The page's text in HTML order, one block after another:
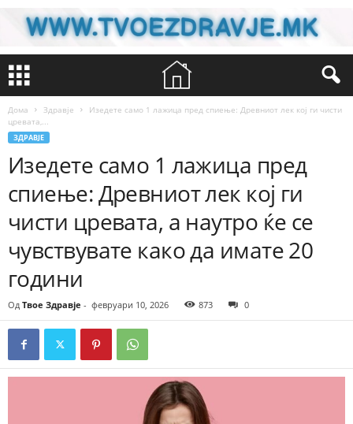
Дома Здравје
Изедете само 1 лажица пред спиење: Древниот лек кој ги чисти
цревата,...
ЗДРАВЈЕ
Изедете само 1 лажица пред
спиење: Древниот лек кој ги
чисти цревата, а наутро ќе се
чувствувате како да имате 20
години
Од Твое Здравје - февруари 10, 2026 873 0